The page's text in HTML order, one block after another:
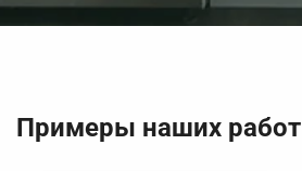
Примеры наших работ